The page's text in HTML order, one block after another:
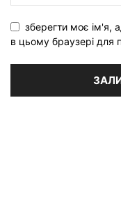
зберегти моє ім'я,
в цьому браузері для